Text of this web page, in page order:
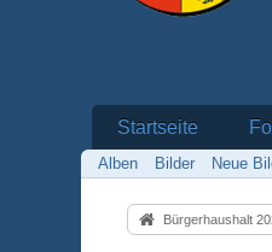
Startseite
Alben Bilder Neue
Bürgerhaushalt